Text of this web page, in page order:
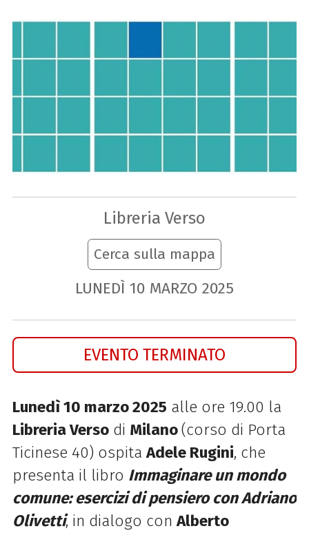
Libreria Verso
Cerca sulla mappa
LUNEDÌ 10 MARZO 2025
EVENTO TERMINATO
Lunedì 10 marzo 2025 alle ore 19.00 la
Libreria Versodi Milano(corso di Porta
Ticinese 40) ospitaAdele Rugini, che
presenta il libro Immaginare un mondo
comune: esercizi di pensiero con Adriano
Olivetti, in dialogo conAlberto